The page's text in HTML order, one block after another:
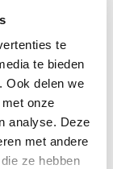
te
te bieden
Ook delen we
onze
analyse. Deze
met andere
ze hebben